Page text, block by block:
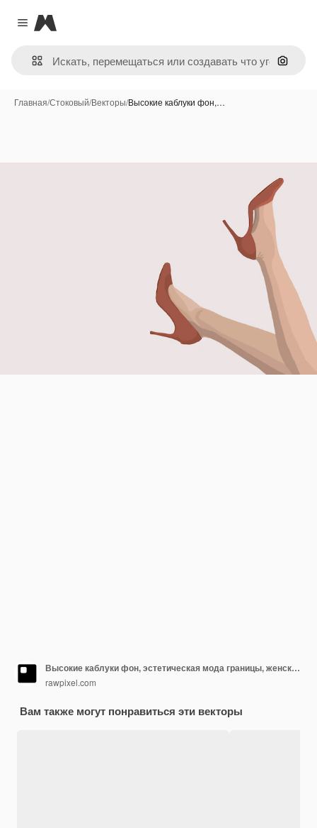
Close menu
Magnific
Поиск
Главная/Стоковый/Векторы/Высокие каблуки фон,…
Высокие каблуки фон, эстетическая мода границы, женский вектор иллюстрации
rawpixel.com
Вам также могут понравиться эти векторы